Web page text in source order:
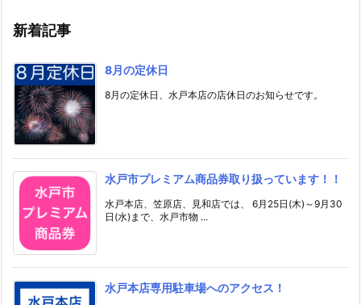
新着記事
8月の定休日
8月の定休日、水戸本店の店休日のお知らせです。
水戸市プレミアム商品券取り扱っています！！
水戸本店、笠原店、見和店では、 6月25日(木)～9月30
日(水)まで、水戸市物 ...
水戸本店専用駐車場へのアクセス！